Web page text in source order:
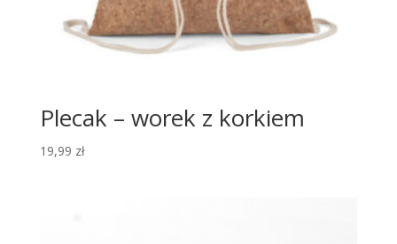
Plecak – worek z korkiem
19,99 zł